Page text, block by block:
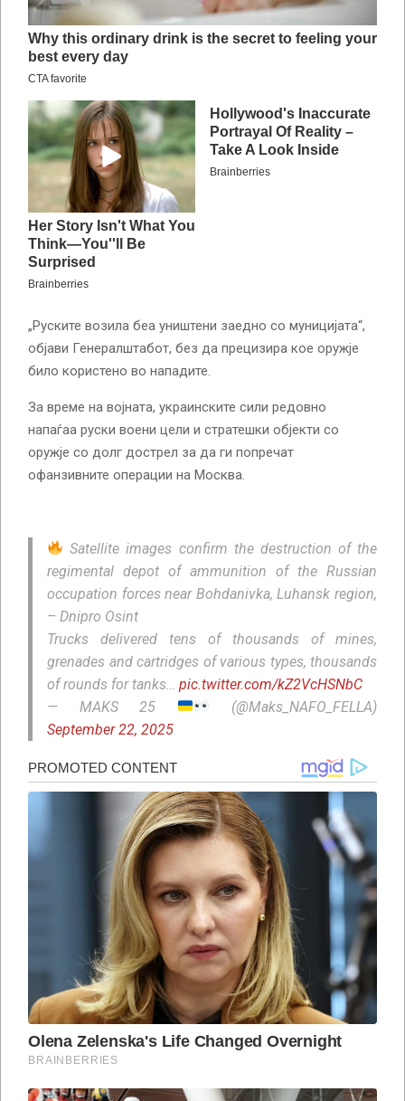
„Руските возила беа уништени заедно со муницијата“,
објави Генералштабот, без да прецизира кое оружје
било користено во нападите.
За време на војната, украинските сили редовно
напаѓаа руски воени цели и стратешки објекти со
оружје со долг дострел за да ги попречат
офанзивните операции на Москва.
Satellite images confirm the destruction of the
regimental depot of ammunition of the Russian
occupation forces near Bohdanivka, Luhansk region,
– Dnipro Osint
Trucks delivered tens of thousands of mines,
grenades and cartridges of various types, thousands
of rounds for tanks… pic.twitter.com/kZ2VcHSNbC
— MAKS 25
(@Maks_NAFO_FELLA)
September 22, 2025